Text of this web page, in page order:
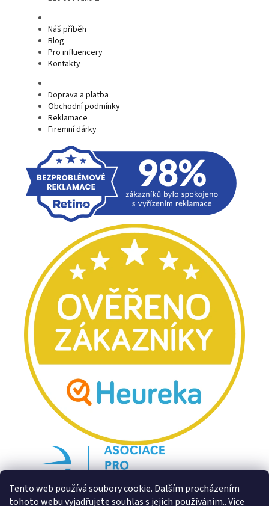
Tento web používá soubory cookie. Dalším procházením
tohoto webu vyjadřujete souhlas s jejich používáním.. Více
Náš příběh
Blog
Pro influencery
Kontakty
Doprava a platba
Obchodní podmínky
Reklamace
Firemní dárky